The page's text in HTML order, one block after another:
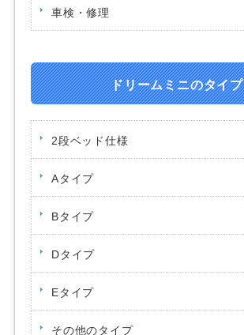
車検・修理
ドリームミニのタイプ
2段ベッド仕様
Aタイプ
Bタイプ
Dタイプ
Eタイプ
その他のタイプ